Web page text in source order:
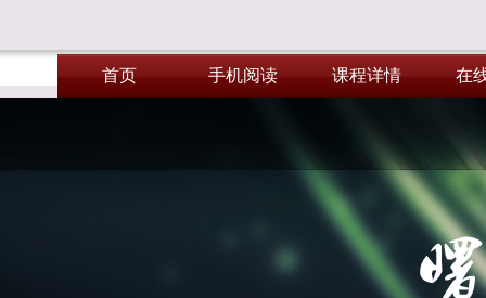
首页 手机阅读 课程详情 在